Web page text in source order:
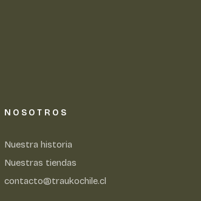
NOSOTROS
Nuestra historia
Nuestras tiendas
contacto@traukochile.cl